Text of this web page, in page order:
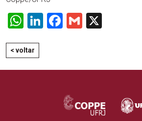
WhatsApp
LinkedIn
Facebook
Gmail
< voltar